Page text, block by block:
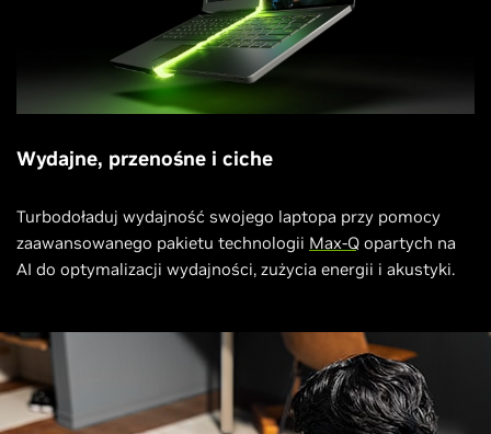
Wydajne, przenośne i ciche
Turbodoładuj wydajność swojego laptopa przy pomocy
zaawansowanego pakietu technologii Max-Q opartych na
AI do optymalizacji wydajności, zużycia energii i akustyki.